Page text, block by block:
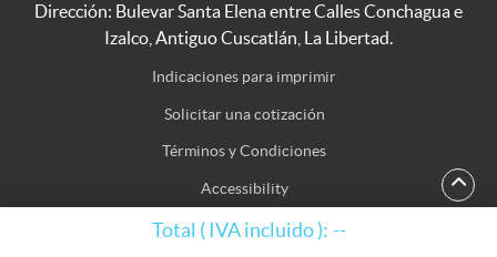
Total ( IVA incluido ): --
Dirección: Bulevar Santa Elena entre Calles Conchagua e
Izalco, Antiguo Cuscatlán, La Libertad.
Indicaciones para imprimir
Indicaciones para imprimir
Solicitar una cotización
Términos y Condiciones
Accessibility
Mapa del Sitio